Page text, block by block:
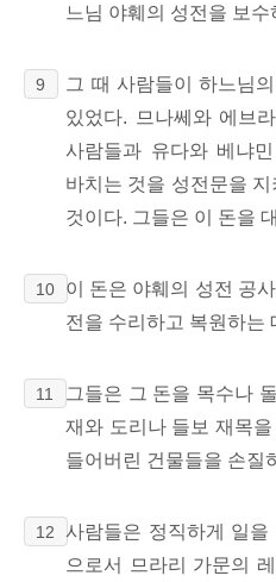
느님 야훼의 성전을 보수
9
그 때 사람들이 하느님
있었다. 므나쎄와 에브
사람들과 유다와 베냐
바치는 것을 성전문을
것이다. 그들은 이 돈을
10
이 돈은 야훼의 성전 공
전을 수리하고 복원하는
11
그들은 그 돈을 목수나
재와 도리나 들보 재목
들어버린 건물들을 손질
12
사람들은 정직하게 일
으로서 므라리 가문의